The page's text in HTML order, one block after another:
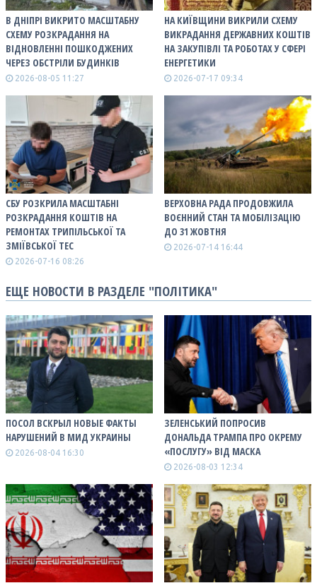
В ДНІПРІ ВИКРИТО МАСШТАБНУ
СХЕМУ РОЗКРАДАННЯ НА
ВІДНОВЛЕННІ ПОШКОДЖЕНИХ
ЧЕРЕЗ ОБСТРІЛИ БУДИНКІВ
2026-08-05 11:27
НА КИЇВЩИНИ ВИКРИЛИ СХЕМУ
ВИКРАДАННЯ ДЕРЖАВНИХ КОШТІВ
НА ЗАКУПІВЛІ ТА РОБОТАХ У СФЕРІ
ЕНЕРГЕТИКИ
2026-07-17 09:34
СБУ РОЗКРИЛА МАСШТАБНІ
РОЗКРАДАННЯ КОШТІВ НА
РЕМОНТАХ ТРИПІЛЬСЬКОЇ ТА
ЗМІЇВСЬКОЇ ТЕС
2026-07-16 08:26
ВЕРХОВНА РАДА ПРОДОВЖИЛА
ВОЄННИЙ СТАН ТА МОБІЛІЗАЦІЮ
ДО 31 ЖОВТНЯ
2026-07-14 16:44
ЕЩЕ НОВОСТИ В РАЗДЕЛЕ "ПОЛІТИКА"
ПОСОЛ ВСКРЫЛ НОВЫЕ ФАКТЫ
НАРУШЕНИЙ В МИД УКРАИНЫ
2026-08-04 16:30
ЗЕЛЕНСЬКИЙ ПОПРОСИВ
ДОНАЛЬДА ТРАМПА ПРО ОКРЕМУ
«ПОСЛУГУ» ВІД МАСКА
2026-08-03 12:34